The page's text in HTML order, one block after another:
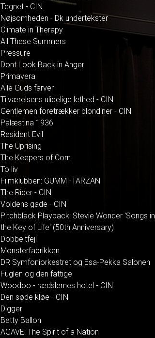
Tegnet - CIN
Nøjsomheden - Dk undertekster
Climate in Therapy
All These Summers
Pressure
Dont Look Back in Anger
Primavera
Alle Guds farver
Tilværelsens ulidelige lethed - CIN
Gentlemen foretrækker blondiner - CIN
Palæstina 1936
Resident Evil
The Uprising
The Keepers of Corn
To liv
Filmklubben: GUMMI-TARZAN
The Rider - CIN
Voldens gade - CIN
Pitchblack Playback: Stevie Wonder 'Songs in
the Key of Life' (50th Anniversary)
Dobbeltfejl
Monsterfabrikken
DR Symfoniorkestret og Esa-Pekka Salonen
Fuglen og den fattige
Woodoo - rædslernes hotel - CIN
Den søde kløe - CIN
Digger
Betty Ballon
AGAVE: The Spirit of a Nation